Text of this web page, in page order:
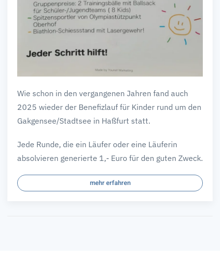
Wie schon in den vergangenen Jahren fand auch
2025 wieder der Benefizlauf für Kinder rund um den
Gakgensee/Stadtsee in Haßfurt statt.
Jede Runde, die ein Läufer oder eine Läuferin
absolvieren generierte 1,- Euro für den guten Zweck.
mehr erfahren